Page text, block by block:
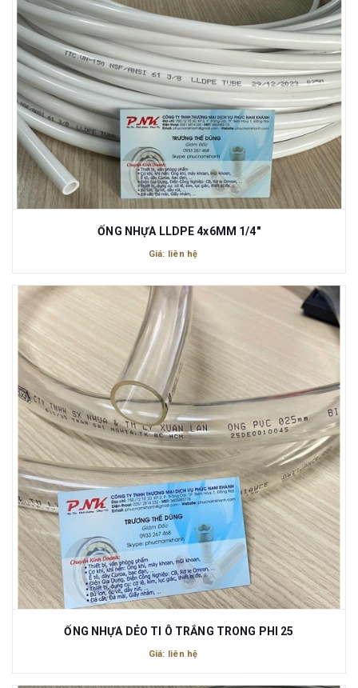
ỐNG NHỰA LLDPE 4x6MM 1/4"
Giá: liên hệ
ỐNG NHỰA DẺO TI Ô TRẮNG TRONG PHI 25
Giá: liên hệ